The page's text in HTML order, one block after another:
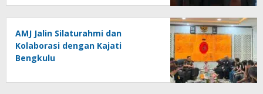
AMJ Jalin Silaturahmi dan
Kolaborasi dengan Kajati
Bengkulu